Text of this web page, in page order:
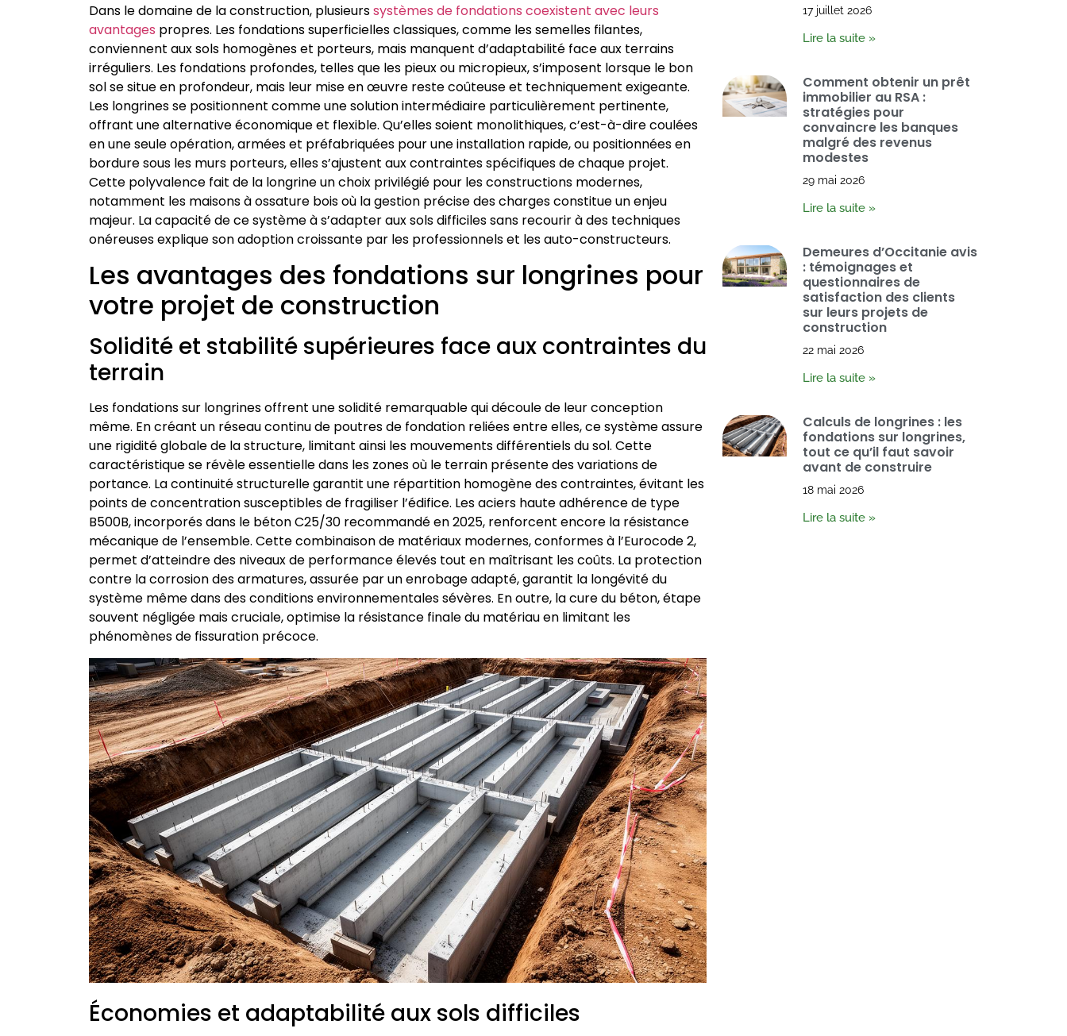
Dans le domaine de la construction, plusieurssystèmes de fondations coexistent avec leurs
avantages propres. Les fondations superficielles classiques, comme les semelles filantes,
conviennent aux sols homogènes et porteurs, mais manquent d’adaptabilité face aux terrains
irréguliers. Les fondations profondes, telles que les pieux ou micropieux, s’imposent lorsque le bon
sol se situe en profondeur, mais leur mise en œuvre reste coûteuse et techniquement exigeante.
Les longrines se positionnent comme une solution intermédiaire particulièrement pertinente,
offrant une alternative économique et flexible. Qu’elles soient monolithiques, c’est-à-dire coulées
en une seule opération, armées et préfabriquées pour une installation rapide, ou positionnées en
bordure sous les murs porteurs, elles s’ajustent aux contraintes spécifiques de chaque projet.
Cette polyvalence fait de la longrine un choix privilégié pour les constructions modernes,
notamment les maisons à ossature bois où la gestion précise des charges constitue un enjeu
majeur. La capacité de ce système à s’adapter aux sols difficiles sans recourir à des techniques
onéreuses explique son adoption croissante par les professionnels et les auto-constructeurs.
Les avantages des fondations sur longrines pour
votre projet de construction
Solidité et stabilité supérieures face aux contraintes du
terrain
Les fondations sur longrines offrent une solidité remarquable qui découle de leur conception
même. En créant un réseau continu de poutres de fondation reliées entre elles, ce système assure
une rigidité globale de la structure, limitant ainsi les mouvements différentiels du sol. Cette
caractéristique se révèle essentielle dans les zones où le terrain présente des variations de
portance. La continuité structurelle garantit une répartition homogène des contraintes, évitant les
points de concentration susceptibles de fragiliser l’édifice. Les aciers haute adhérence de type
B500B, incorporés dans le béton C25/30 recommandé en 2025, renforcent encore la résistance
mécanique de l’ensemble. Cette combinaison de matériaux modernes, conformes à l’Eurocode 2,
permet d’atteindre des niveaux de performance élevés tout en maîtrisant les coûts. La protection
contre la corrosion des armatures, assurée par un enrobage adapté, garantit la longévité du
système même dans des conditions environnementales sévères. En outre, la cure du béton, étape
souvent négligée mais cruciale, optimise la résistance finale du matériau en limitant les
phénomènes de fissuration précoce.
Économies et adaptabilité aux sols difficiles
17 juillet 2026
Lire la suite »
Comment obtenir un prêt
immobilier au RSA :
stratégies pour
convaincre les banques
malgré des revenus
modestes
29 mai 2026
Lire la suite »
Demeures d’Occitanie avis
: témoignages et
questionnaires de
satisfaction des clients
sur leurs projets de
construction
22 mai 2026
Lire la suite »
Calculs de longrines : les
fondations sur longrines,
tout ce qu’il faut savoir
avant de construire
18 mai 2026
Lire la suite »